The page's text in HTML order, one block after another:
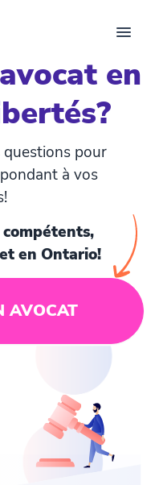
en
questions pour
à vos
compétents,
en Ontario!
AVOCAT